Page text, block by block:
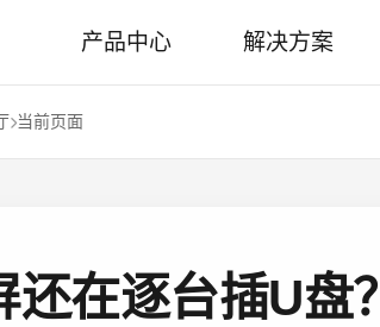
产品中心 解决方案
当前页面
还在逐台插U盘